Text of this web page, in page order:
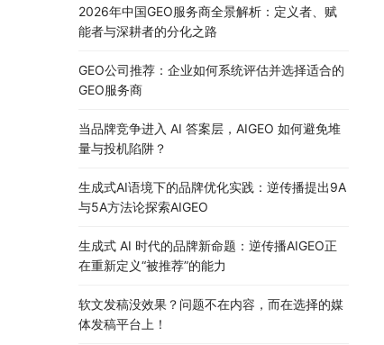
2026年中国GEO服务商全景解析：定义者、赋
能者与深耕者的分化之路
GEO公司推荐：企业如何系统评估并选择适合的
GEO服务商
当品牌竞争进入 AI 答案层，AIGEO 如何避免堆
量与投机陷阱？
生成式AI语境下的品牌优化实践：逆传播提出9A
与5A方法论探索AIGEO
生成式 AI 时代的品牌新命题：逆传播AIGEO正
在重新定义“被推荐”的能力
软文发稿没效果？问题不在内容，而在选择的媒
体发稿平台上！